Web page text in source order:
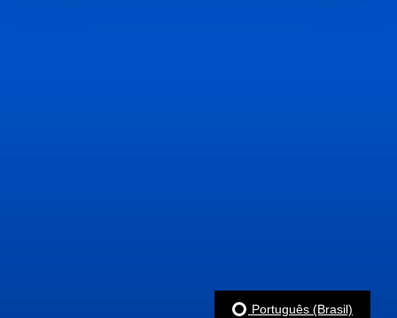
Português (Brasil)